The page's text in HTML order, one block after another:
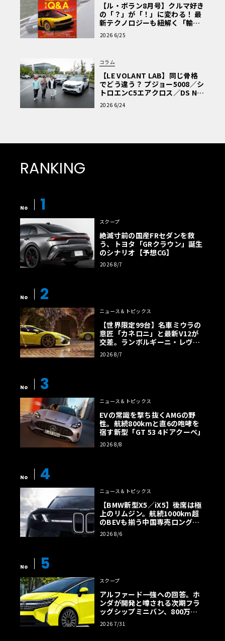
その後、試乗ルートは有名なグロースグロックナー・ホッ
ホアルペン街道へと続く。この道路は私道のため通行料が
必要だが、その分交通量が少なく、スポーツ走行には理想
ここで「Dynamic」モードを試してみたが、その期待は完
全に裏切られなかった。RS 5は15連続のヘアピンカーブ
を、まるで待ち望んでいたかのように駆け上がっていく。
ントロール性を保っており、その絶妙なセッティングが走
りの楽しさを大きく高めている。
ESCはオフになっているかと思うほどスポーティな介入設
定だが、実際には限界領域まで踏み込まない限り介入して
【ル・ボラン8月号】クルマ好き
の「？」が「！」に変わる！ 最
新テクノロジーも紐解く「輸入
車Q&A」
2026 6/25
コラム
【LE VOLANT LAB】同じ骨格
でどう違う？ プジョー5008／シ
トロエンC5エアクロス／DS Nº4
読者一気乗りレポート
2026 6/24
RANKING
No 1
スクープ
絶滅寸前の国産FRセダンを救
う、トヨタ「GRクラウン」誕生
のシナリオ【予想CG】
2026 8/7
No 2
ニュース＆トピックス
【世界限定99台】名車ミウラの
意匠「カネロニ」と最新V12が
交差。ランボルギーニ・レヴエ
ルトに60周年記念車が登場
2026 8/7
No 3
ニュース＆トピックス
EVの常識を撃ち抜くAMGの野
性。航続800kmと直6の咆哮を
宿す新型「GT 53 4ドアクーペ」
2026 8/8
No 4
ニュース＆トピックス
【BMW新型X5／iX5】後席は極
上のリムジン。航続1000km超
のBEVも揃う中国専売ロング仕
様の全貌
2026 8/6
No 5
スクープ
アルファード一強への回答。ホ
ンダが開発と噂される次期フラ
ッグシップミニバン、800万円
超の勝算【予想CG】
2026 7/31